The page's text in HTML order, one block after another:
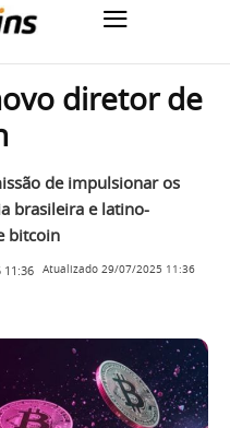
diretor de
de impulsionar os
brasileira e latino-
bitcoin
11:36 Atualizado 29/07/2025 11:36